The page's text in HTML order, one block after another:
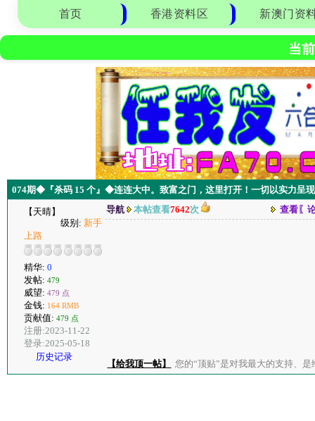
首页 香港资料区 新澳门资
当
074期◆『杀码 15 个』◆连连大中。致富之门，这里打开！一切以实力呈现
【天晴】
级别: 新手
上路
精华: 0
发帖: 479
威望: 479 点
金钱: 164 RMB
贡献值: 479 点
注册:2023-11-22
登录:2025-05-18
历史记录
导航 本帖查看7642次 查看〖
【给我顶一帖】 您的“顶贴”是对我最大的支持、